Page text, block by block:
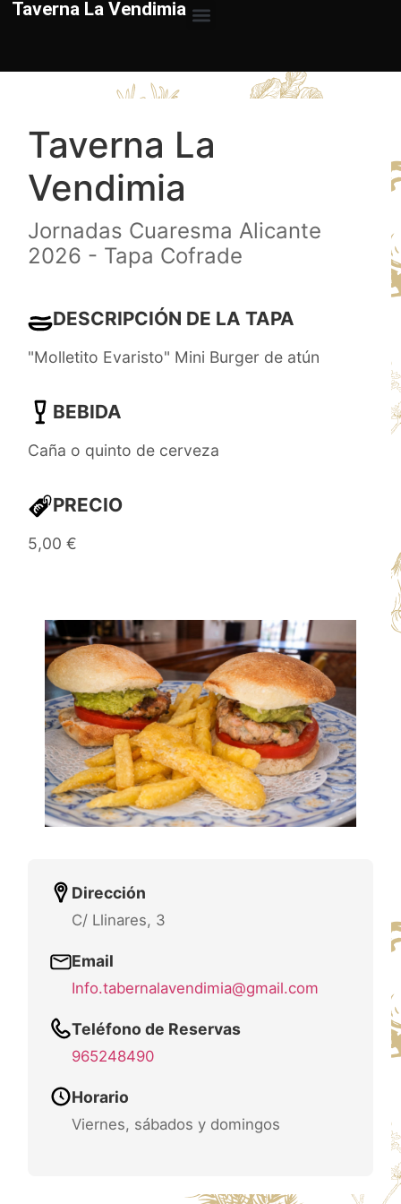
Taverna La Vendimia
Taverna La
Vendimia
Jornadas Cuaresma Alicante
2026 - Tapa Cofrade
DESCRIPCIÓN DE LA TAPA
"Molletito Evaristo" Mini Burger de atún
BEBIDA
Caña o quinto de cerveza
PRECIO
5,00 €
Dirección
C/ Llinares, 3
Email
Info.tabernalavendimia@gmail.com
Teléfono de Reservas
965248490
Horario
Viernes, sábados y domingos